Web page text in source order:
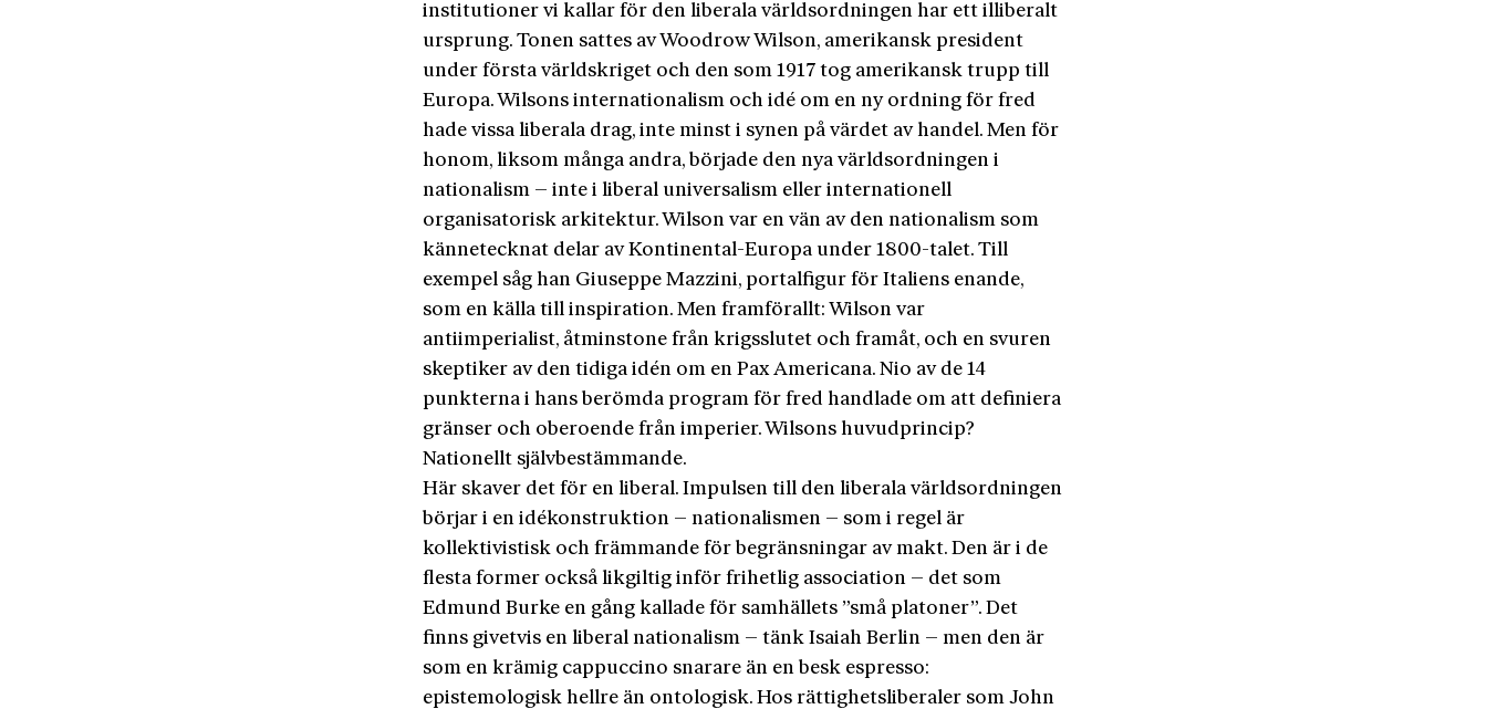
institutioner vi kallar för den liberala världsordningen har ett illiberalt
ursprung. Tonen sattes av Woodrow Wilson, amerikansk president
under första världskriget och den som 1917 tog amerikansk trupp till
Europa. Wilsons internationalism och idé om en ny ordning för fred
hade vissa liberala drag, inte minst i synen på värdet av handel. Men för
honom, liksom många andra, började den nya världsordningen i
nationalism – inte i liberal universalism eller internationell
organisatorisk arkitektur. Wilson var en vän av den nationalism som
kännetecknat delar av Kontinental-Europa under 1800-talet. Till
exempel såg han Giuseppe Mazzini, portalfigur för Italiens enande,
som en källa till inspiration. Men framförallt: Wilson var
antiimperialist, åtminstone från krigsslutet och framåt, och en svuren
skeptiker av den tidiga idén om en Pax Americana. Nio av de 14
punkterna i hans berömda program för fred handlade om att definiera
gränser och oberoende från imperier. Wilsons huvudprincip?
Nationellt självbestämmande.
Här skaver det för en liberal. Impulsen till den liberala världsordningen
börjar i en idékonstruktion – nationalismen – som i regel är
kollektivistisk och främmande för begränsningar av makt. Den är i de
flesta former också likgiltig inför frihetlig association – det som
Edmund Burke en gång kallade för samhällets ”små platoner”. Det
finns givetvis en liberal nationalism – tänk Isaiah Berlin – men den är
som en krämig cappuccino snarare än en besk espresso:
epistemologisk hellre än ontologisk. Hos rättighetsliberaler som John